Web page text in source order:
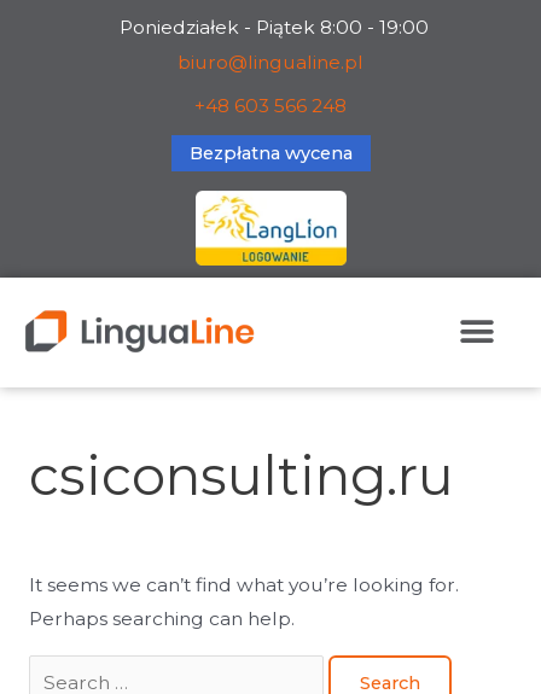
Poniedziałek - Piątek 8:00 - 19:00
biuro@lingualine.pl
+48 603 566 248
Bezpłatna wycena
csiconsulting.ru
It seems we can’t find what you’re looking for.
Perhaps searching can help.